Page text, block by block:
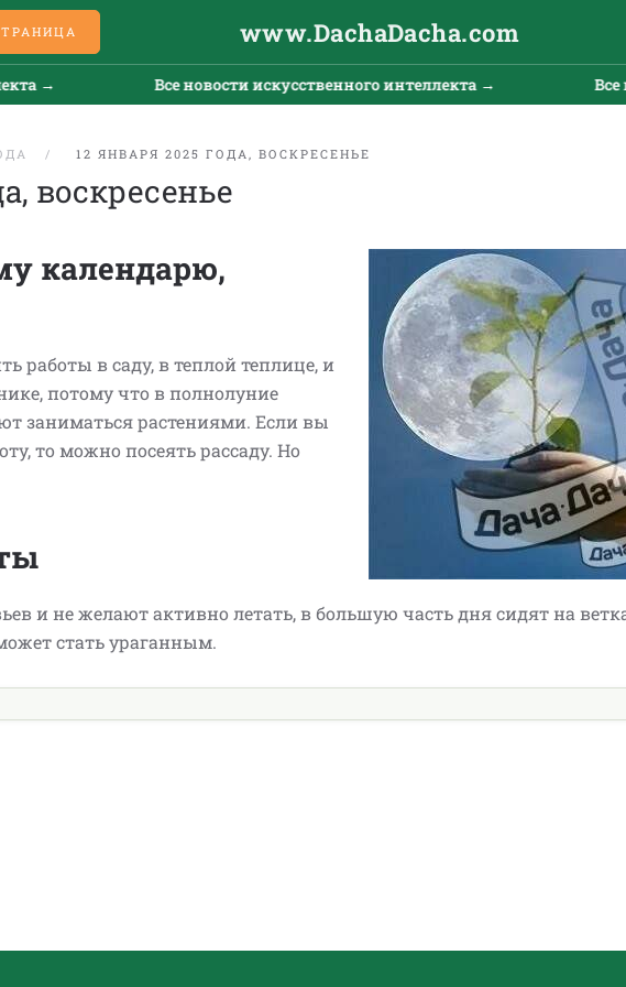
www.DachaDacha.com
→ Все новости искусственного интеллекта → Все
12 ЯНВАРЯ 2025 ГОДА, ВОСКРЕСЕНЬЕ
воскресенье
календарю,
работы в саду, в теплой теплице, и
потому что в полнолуние
заниматься растениями. Если вы
то можно посеять рассаду. Но
и не желают активно летать, в большую часть дня сидят на
стать ураганным.